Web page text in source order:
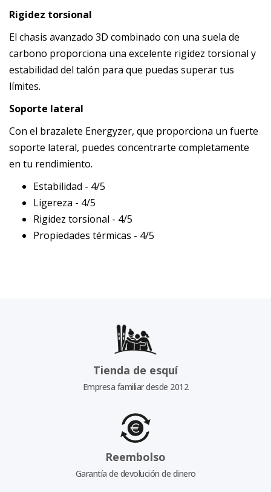
Rigidez torsional
El chasis avanzado 3D combinado con una suela de
carbono proporciona una excelente rigidez torsional y
estabilidad del talón para que puedas superar tus
límites.
Soporte lateral
Con el brazalete Energyzer, que proporciona un fuerte
soporte lateral, puedes concentrarte completamente
en tu rendimiento.
Estabilidad - 4/5
Ligereza - 4/5
Rigidez torsional - 4/5
Propiedades térmicas - 4/5
Tienda de esquí
Empresa familiar desde 2012
Reembolso
Garantía de devolución de dinero